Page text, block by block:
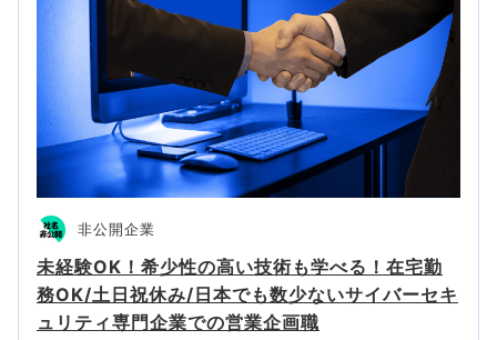
非公開企業
未経験OK！希少性の高い技術も学べる！在宅勤
務OK/土日祝休み/日本でも数少ないサイバーセキ
ュリティ専門企業での営業企画職